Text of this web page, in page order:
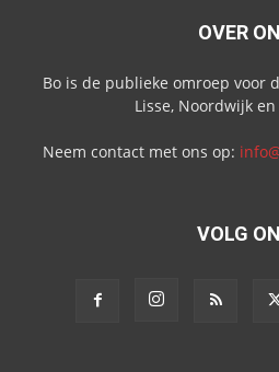
OVER
Bo is de publieke omroep voor
Lisse, Noordwijk
Neem contact met ons op:
VOLG